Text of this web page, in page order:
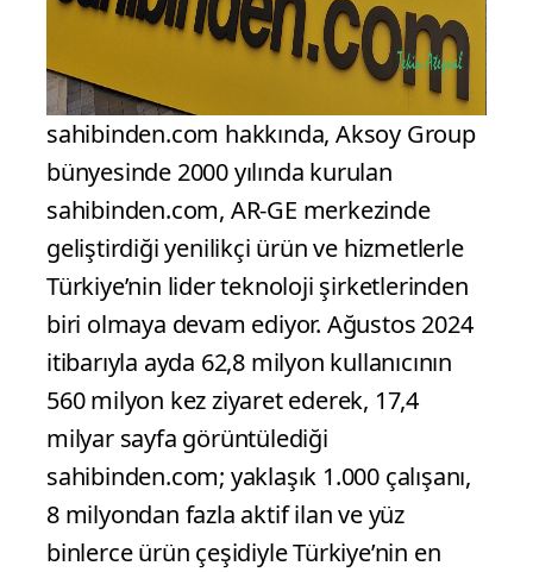
sahibinden.com hakkında, Aksoy Group
bünyesinde 2000 yılında kurulan
sahibinden.com, AR-GE merkezinde
geliştirdiği yenilikçi ürün ve hizmetlerle
Türkiye’nin lider teknoloji şirketlerinden
biri olmaya devam ediyor. Ağustos 2024
itibarıyla ayda 62,8 milyon kullanıcının
560 milyon kez ziyaret ederek, 17,4
milyar sayfa görüntülediği
sahibinden.com; yaklaşık 1.000 çalışanı,
8 milyondan fazla aktif ilan ve yüz
binlerce ürün çeşidiyle Türkiye’nin en